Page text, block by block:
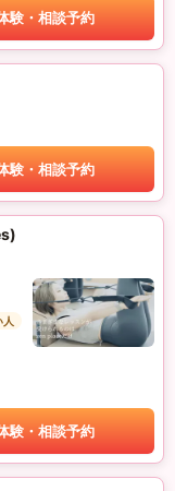
験・相談予約
験・相談予約
人
験・相談予約